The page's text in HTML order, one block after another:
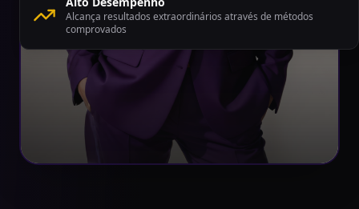
Alto Desempenho
Alcança resultados extraordinários através de métodos
comprovados